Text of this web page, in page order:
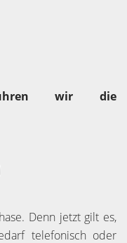
wir die
Denn jetzt gilt es,
telefonisch oder